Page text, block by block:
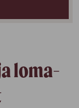
loma-